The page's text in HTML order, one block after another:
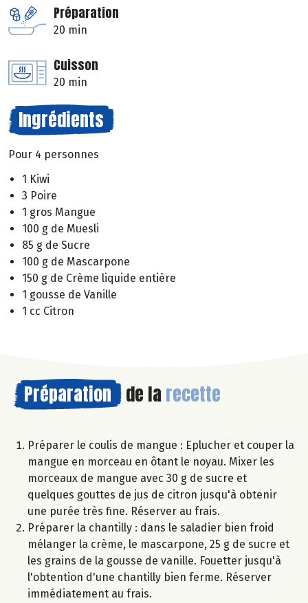
Préparation
20 min
Cuisson
20 min
Ingrédients
Pour 4 personnes
1 Kiwi
3 Poire
1 gros Mangue
100 g de Muesli
85 g de Sucre
100 g de Mascarpone
150 g de Crème liquide entière
1 gousse de Vanille
1 cc Citron
Préparation de la recette
Préparer le coulis de mangue : Eplucher et couper la
mangue en morceau en ôtant le noyau. Mixer les
morceaux de mangue avec 30 g de sucre et
quelques gouttes de jus de citron jusqu'à obtenir
une purée très fine. Réserver au frais.
Préparer la chantilly : dans le saladier bien froid
mélanger la crème, le mascarpone, 25 g de sucre et
les grains de la gousse de vanille. Fouetter jusqu'à
l'obtention d'une chantilly bien ferme. Réserver
immédiatement au frais.